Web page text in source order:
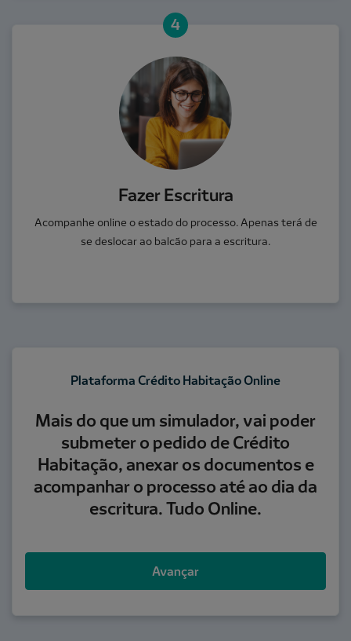
4
Fazer Escritura
Acompanhe online o estado do processo. Apenas terá de
se deslocar ao balcão para a escritura.
Plataforma Crédito Habitação Online
Mais do que um simulador, vai poder
submeter o pedido de Crédito
Habitação, anexar os documentos e
acompanhar o processo até ao dia da
escritura. Tudo Online.
Avançar